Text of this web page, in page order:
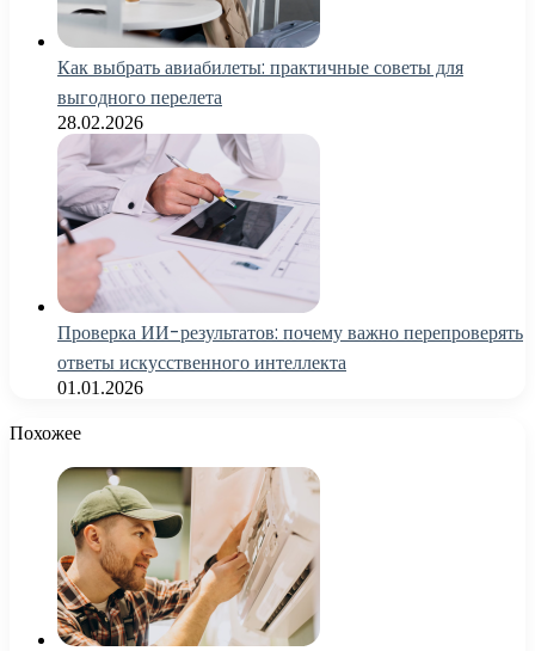
Как выбрать авиабилеты: практичные советы для
выгодного перелета
28.02.2026
Проверка ИИ-результатов: почему важно перепроверять
ответы искусственного интеллекта
01.01.2026
Похожее